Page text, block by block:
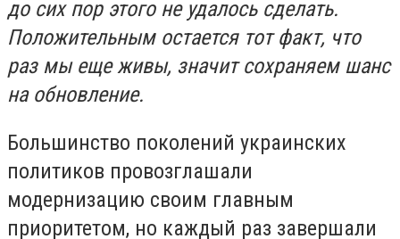
до сих пор этого не удалось сделать.
Положительным остается тот факт, что
раз мы еще живы, значит сохраняем шанс
на обновление.
Большинство поколений украинских
политиков провозглашали
модернизацию своим главным
приоритетом, но каждый раз завершали